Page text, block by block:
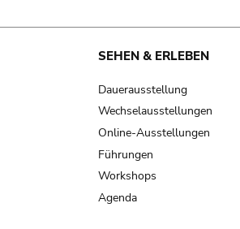
SEHEN & ERLEBEN
Dauerausstellung
Wechselausstellungen
Online-Ausstellungen
Führungen
Workshops
Agenda